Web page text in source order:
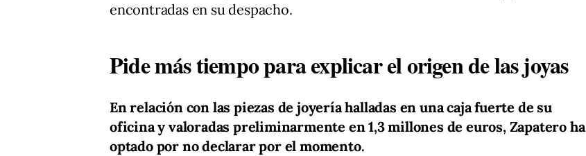
encontradas en su despacho.
Pide más tiempo para explicar el origen de las joyas
En relación con las piezas de joyería halladas en una caja fuerte de su
oficina y valoradas preliminarmente en 1,3 millones de euros, Zapatero ha
optado por no declarar por el momento.